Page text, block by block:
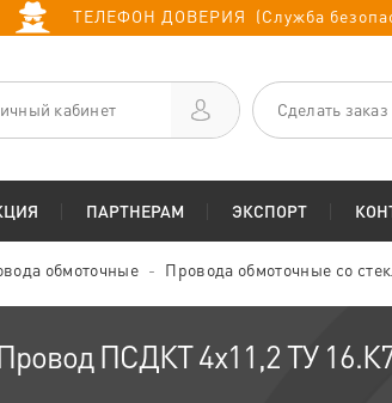
ТЕЛЕФОН ДОВЕРИЯ (Служба
кабинет Сделать заказ
ПАРТНЕРАМ ЭКСПОРТ
обмоточные Провода обмоточные со
ПСДКТ 4х11,2 ТУ